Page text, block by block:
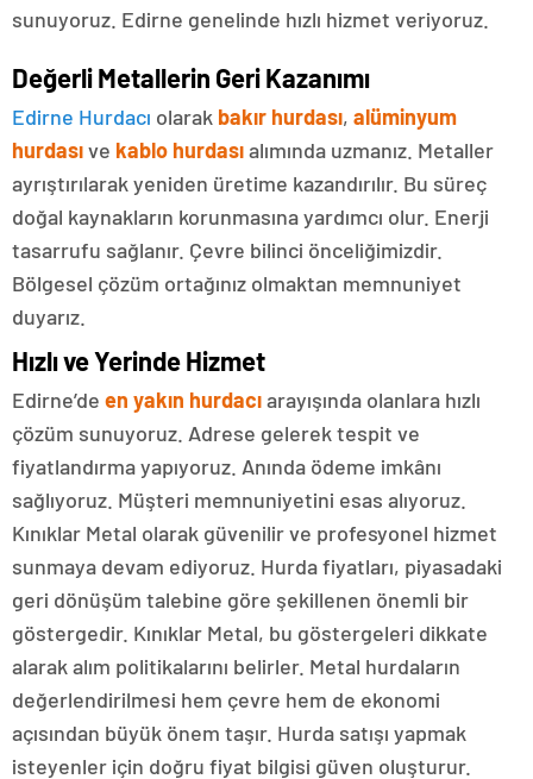
sunuyoruz. Edirne genelinde hızlı hizmet veriyoruz.
Değerli Metallerin Geri Kazanımı
Edirne Hurdacı olarak bakır hurdası, alüminyum
hurdasıve kablo hurdasıalımında uzmanız. Metaller
ayrıştırılarak yeniden üretime kazandırılır. Bu süreç
doğal kaynakların korunmasına yardımcı olur. Enerji
tasarrufu sağlanır. Çevre bilinci önceliğimizdir.
Bölgesel çözüm ortağınız olmaktan memnuniyet
duyarız.
Hızlı ve Yerinde Hizmet
Edirne’de en yakın hurdacıarayışında olanlara hızlı
çözüm sunuyoruz. Adrese gelerek tespit ve
fiyatlandırma yapıyoruz. Anında ödeme imkânı
sağlıyoruz. Müşteri memnuniyetini esas alıyoruz.
Kınıklar Metal olarak güvenilir ve profesyonel hizmet
sunmaya devam ediyoruz. Hurda fiyatları, piyasadaki
geri dönüşüm talebine göre şekillenen önemli bir
göstergedir. Kınıklar Metal, bu göstergeleri dikkate
alarak alım politikalarını belirler. Metal hurdaların
değerlendirilmesi hem çevre hem de ekonomi
açısından büyük önem taşır. Hurda satışı yapmak
isteyenler için doğru fiyat bilgisi güven oluşturur.